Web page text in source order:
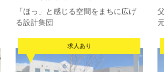
「ほっ」と感じる空間をまちに広げ
る設計集団
求人あり